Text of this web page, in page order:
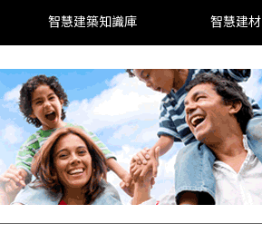
智慧建築知識庫 智慧建材